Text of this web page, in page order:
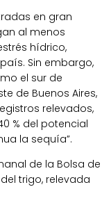
en gran
al menos
hídrico,
Sin embargo,
el sur de
de Buenos Aires,
relevados,
% del potencial
la sequía”.
de la Bolsa de
trigo, relevada